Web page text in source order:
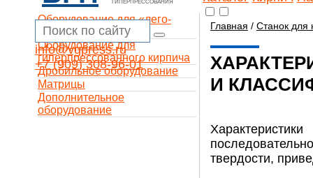
ГИПЕРПРЕССОВАНИЯ
info@vgpress.ru
+7 (909) 308-96-01
Оборудование для «лего-
кирпича»
Оборудование для
гиперпрессованного кирпича
Дробильное оборудование
Матрицы
Дополнительное
оборудование
Главная / Станок для
И
твердости,